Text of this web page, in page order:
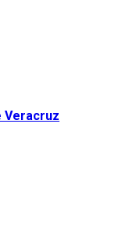
Veracruz